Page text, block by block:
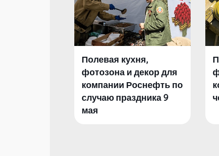
Полевая кухня,
фотозона и декор для
компании Роснефть по
случаю праздника 9
мая